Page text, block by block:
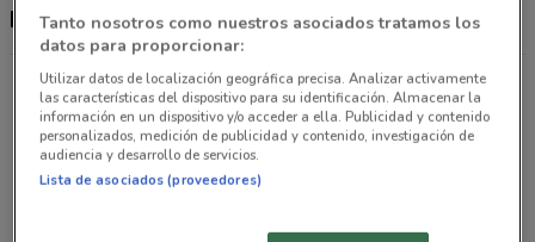
Baic
Ofertas folletos y catálogos por ciudad a tu
alrededor
SOLIDARIDAD
Tanto nosotros como nuestros asociados tratamos los
datos para proporcionar:
Utilizar datos de localización geográfica precisa. Analizar activamente
las características del dispositivo para su identificación. Almacenar la
información en un dispositivo y/o acceder a ella. Publicidad y contenido
personalizados, medición de publicidad y contenido, investigación de
audiencia y desarrollo de servicios.
Lista de asociados (proveedores)